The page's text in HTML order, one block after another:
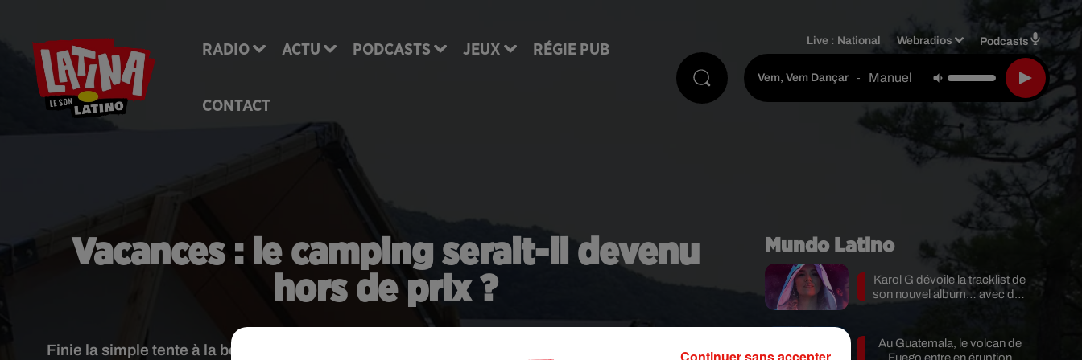
RADIO ACTU PODCASTS JEUX RÉGIE PUB
CONTACT
Live : National Webradios Podcasts
Vem, Vem Dançar - Manuel Campos
Vacances : le camping serait-il devenu
hors de prix ?
Finie la simple tente à la belle étoile. Ces dernières années de nombreux campings ont monté en
Mundo Latino
Karol G dévoile la tracklist de
son nouvel album… avec des
Au Guatemala, le volcan de
Fuego entre en éruption